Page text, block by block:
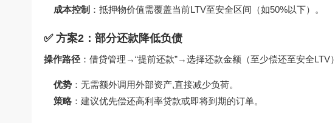
成本控制 ：抵押物价值需覆盖当前LTV至安全区间（如50%以下）。
✅ 方案2：部分还款降低负债
操作路径 ：借贷管理→“提前还款”→选择还款金额（至少偿还至安全LTV
优势 ：无需额外调用外部资产,直接减少负荷。
策略 ：建议优先偿还高利率贷款或即将到期的订单。